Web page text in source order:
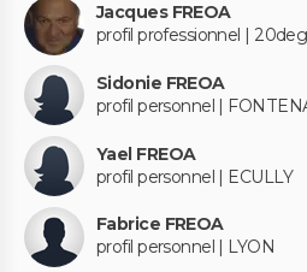
Jacques FREOA
profil professionnel |
Sidonie FREOA
profil personnel |
Yael FREOA
profil personnel | ECULLY
Fabrice FREOA
profil personnel | LYON